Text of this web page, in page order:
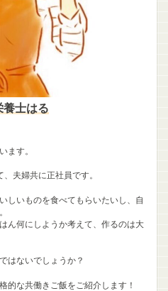
養士はる
ます。
夫婦共に正社員です。
しいものを食べてもらいたいし、自
ん何にしようか考えて、作るのは大
はないでしょうか？
的な共働きご飯をご紹介します！